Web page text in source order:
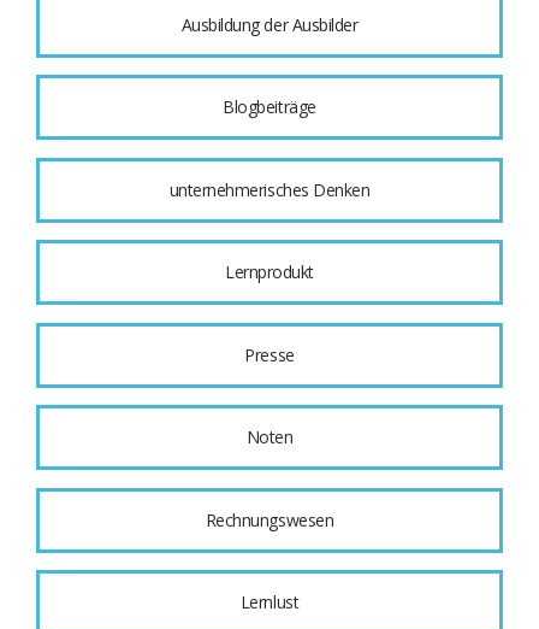
Ausbildung der Ausbilder
Blogbeiträge
unternehmerisches Denken
Lernprodukt
Presse
Noten
Rechnungswesen
Lernlust